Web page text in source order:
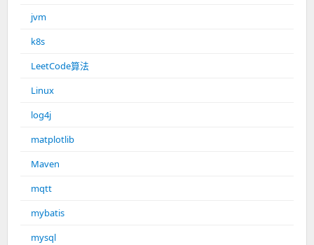
jvm
k8s
LeetCode算法
Linux
log4j
matplotlib
Maven
mqtt
mybatis
mysql